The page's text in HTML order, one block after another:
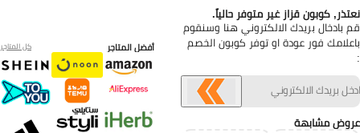
كوبون قزاز غير متوفر حالياً.
بادخال بريدك الالكتروني هنا وسنقوم
فور عودة او توفر كوبون الخصم
مشابهة
أفضل المتاجر كل المتاجر